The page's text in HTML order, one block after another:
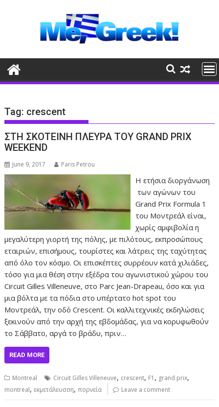
Tag: crescent
ΣΤΗ ΣΚΟΤΕΙΝΗ ΠΛΕΥΡΑ ΤΟΥ GRAND PRIX
WEEKEND
June 9, 2017 Paris Petrou
Η ετήσια διοργάνωση
των αγώνων του
Grand Prix Formula 1
του Μοντρεάλ είναι,
χωρίς αμφιβολία η
μεγαλύτερη γιορτή της πόλης, με πιλότους, εκπροσώπους
εταιριών, επισήμους, τουρίστες και λάτρεις της ταχύτητας
από όλο τον κόσμο. Οι επισκέπτες συρρέουν κατά χιλιάδες,
τόσο για μια θέση στην εξέδρα του αγωνιστικού χώρου του
Circuit Gilles Villeneuve, στο Parc Jean-Drapeau, όσο και για
μια βόλτα με τα πόδια στο υπέρτατο hot spot του
Μοντρεάλ, την οδό Crescent. Οι καλλιτεχνικές εκδηλώσεις
ξεκινούν από την αρχή της εβδομάδας, για να κορυφωθούν
το Σάββατο, αργά το βράδυ, πριν…
READ MORE
Montreal Circuit Gilles Villeneuve, crescent, F1 , grand prix,
montreal, εκμετάλευσση,πορνεία Leave a comment